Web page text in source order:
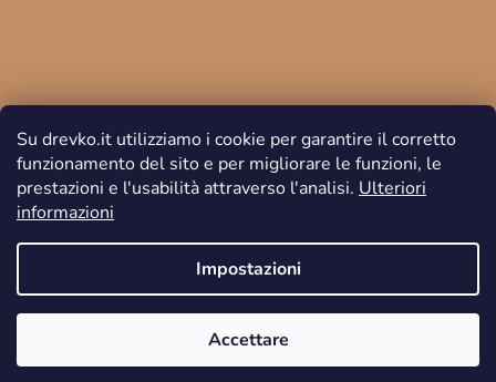
Su drevko.it utilizziamo i cookie per garantire il corretto
funzionamento del sito e per migliorare le funzioni, le
prestazioni e l'usabilità attraverso l'analisi. Ulteriori
informazioni
Impostazioni
Accettare
Creato da Shoptet